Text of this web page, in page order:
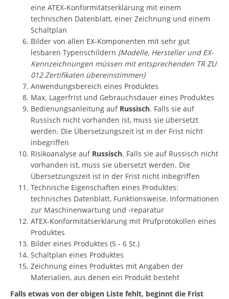
eine ATEX-Konformitätserklärung mit einem
technischen Datenblatt, einer Zeichnung und einem
Schaltplan
Bilder von allen EX-Komponenten mit sehr gut
lesbaren Typenschildern (Modelle, Hersteller und EX-
Kennzeichnungen müssen mit entsprechenden TR ZU
012 Zertifikaten übereinstimmen)
Anwendungsbereich eines Produktes
Max. Lagerfrist und Gebrauchsdauer eines Produktes
Bedienungsanleitung auf Russisch. Falls sie auf
Russisch nicht vorhanden ist, muss sie übersetzt
werden. Die Übersetzungszeit ist in der Frist nicht
inbegriffen
Risikoanalyse auf Russisch. Falls sie auf Russisch nicht
vorhanden ist, muss sie übersetzt werden. Die
Übersetzungszeit ist in der Frist nicht inbegriffen
Technische Eigenschaften eines Produktes:
technisches Datenblatt, Funktionsweise, Informationen
zur Maschinenwartung und -reparatur
ATEX-Konformitätserklärung mit Prüfprotokollen eines
Produktes
Bilder eines Produktes (5 - 6 St.)
Schaltplan eines Produktes
Zeichnung eines Produktes mit Angaben der
Materialien, aus denen ein Produkt besteht
Falls etwas von der obigen Liste fehlt, beginnt die Frist